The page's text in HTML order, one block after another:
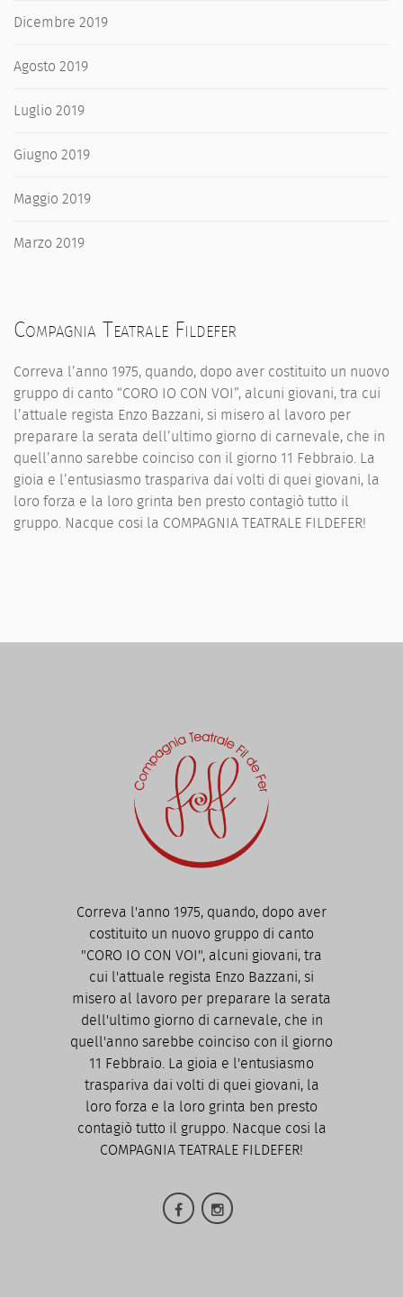
Dicembre 2019
Agosto 2019
Luglio 2019
Giugno 2019
Maggio 2019
Marzo 2019
Compagnia Teatrale Fildefer
Correva l’anno 1975, quando, dopo aver costituito un nuovo
gruppo di canto “CORO IO CON VOI”, alcuni giovani, tra cui
l’attuale regista Enzo Bazzani, si misero al lavoro per
preparare la serata dell’ultimo giorno di carnevale, che in
quell’anno sarebbe coinciso con il giorno 11 Febbraio. La
gioia e l’entusiasmo traspariva dai volti di quei giovani, la
loro forza e la loro grinta ben presto contagiò tutto il
gruppo. Nacque cosi la COMPAGNIA TEATRALE FILDEFER!
Correva l'anno 1975, quando, dopo aver
costituito un nuovo gruppo di canto
"CORO IO CON VOI", alcuni giovani, tra
cui l'attuale regista Enzo Bazzani, si
misero al lavoro per preparare la serata
dell'ultimo giorno di carnevale, che in
quell'anno sarebbe coinciso con il giorno
11 Febbraio. La gioia e l'entusiasmo
traspariva dai volti di quei giovani, la
loro forza e la loro grinta ben presto
contagiò tutto il gruppo. Nacque cosi la
COMPAGNIA TEATRALE FILDEFER!